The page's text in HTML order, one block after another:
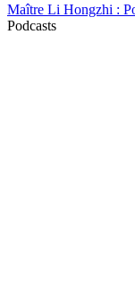
Maître Li Hongzhi :
Podcasts